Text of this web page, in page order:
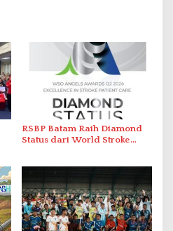
RSBP Batam Raih Diamond
Status dari World Stroke
Berstandar Internasional